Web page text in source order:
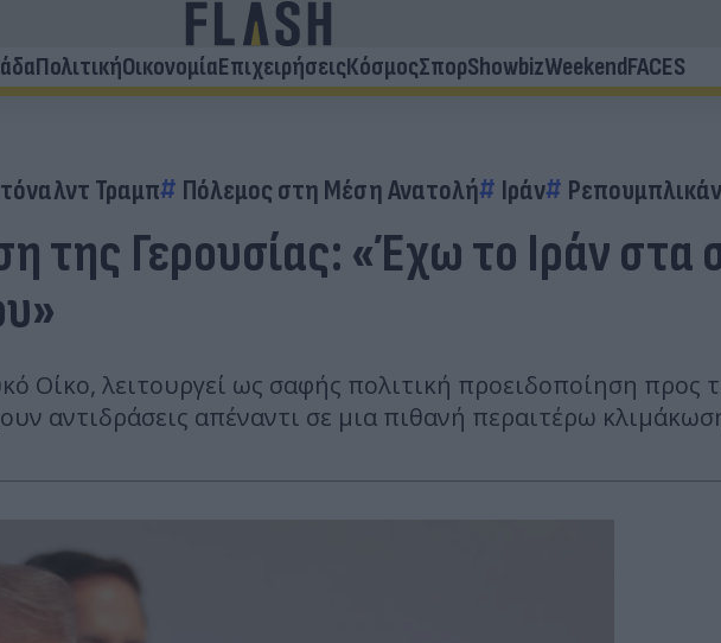
ΠολιτικήΟικονομίαΕπιχειρήσειςΚόσμοςΣπορShowbizWeekendFACES
Τραμπ Πόλεμος στη Μέση Ανατολή Ιράν
της Γερουσίας: «Έχω το Ιράν στα
Οίκο, λειτουργεί ως σαφής πολιτική προειδοποίηση προς
αντιδράσεις απέναντι σε μια πιθανή περαιτέρω